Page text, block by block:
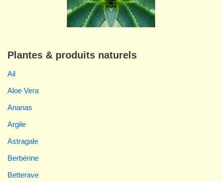
Plantes & produits naturels
Ail
Aloe Vera
Ananas
Argile
Astragale
Berbérine
Betterave